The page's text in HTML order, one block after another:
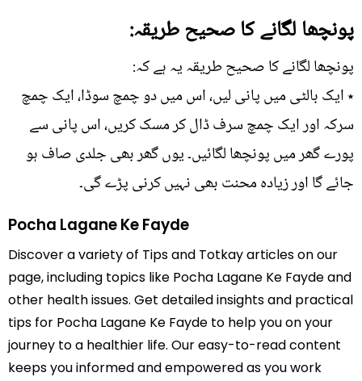
پونچھا لگانے کا صحیح طریقہ:
پونچھا لگانے کا صحیح طریقہ یہ ہے کہ:
٭ ایک بالٹی میں پانی لیں، اس میں دو چمچ سوڈا، ایک چمچ
سرکہ اور ایک چمچ سرف ڈال کر مسک کریں، اس پانی سے
پورے گھر میں پونچھا لگائیں۔ یوں گھر بھی جلدی صاف ہو
جائے گا اور زیادہ محنت بھی نہیں کرنی پڑے گی۔
Pocha Lagane Ke Fayde
Discover a variety of Tips and Totkay articles on our
page, including topics like Pocha Lagane Ke Fayde and
other health issues. Get detailed insights and practical
tips for Pocha Lagane Ke Fayde to help you on your
journey to a healthier life. Our easy-to-read content
keeps you informed and empowered as you work